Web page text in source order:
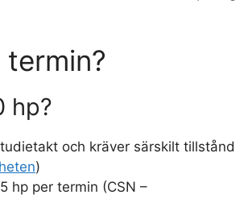
hp?
och kräver särskilt tillstånd
)
hp per termin (CSN –